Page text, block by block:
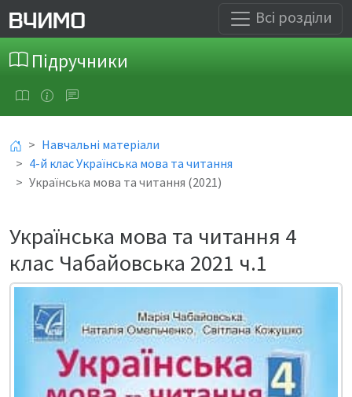
Всі розділи
Підручники
Навчальні матеріали
4-й клас Українська мова та читання
Українська мова та читання (2021)
Українська мова та читання 4
клас Чабайовська 2021 ч.1